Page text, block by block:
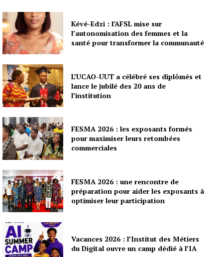
Kévé-Edzi : l’AFSL mise sur
l’autonomisation des femmes et la
santé pour transformer la communauté
L’UCAO-UUT a célébré ses diplômés et
lance le jubilé des 20 ans de
l’institution
FESMA 2026 : les exposants formés
pour maximiser leurs retombées
commerciales
FESMA 2026 : une rencontre de
préparation pour aider les exposants à
optimiser leur participation
Vacances 2026 : l’Institut des Métiers
du Digital ouvre un camp dédié à l’IA